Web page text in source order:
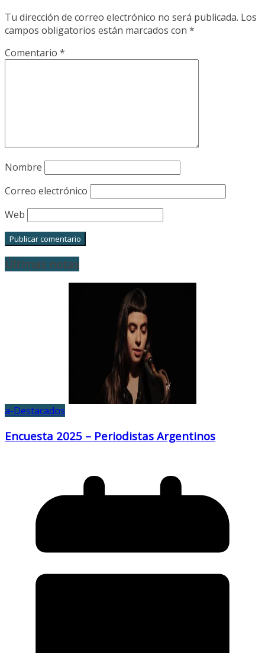
Tu dirección de correo electrónico no será publicada. Los
campos obligatorios están marcados con *
Comentario *
Nombre
Correo electrónico
Web
Últimas notas
a-Destacados
Encuesta 2025 – Periodistas Argentinos